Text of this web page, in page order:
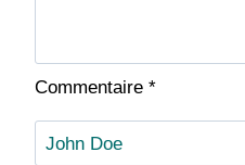
Commentaire *